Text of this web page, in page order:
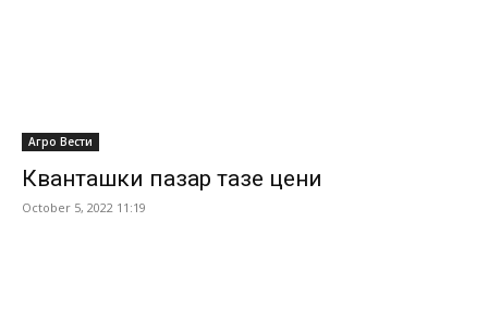
Агро Вести
Кванташки пазар тазе цени
October 5, 2022 11:19